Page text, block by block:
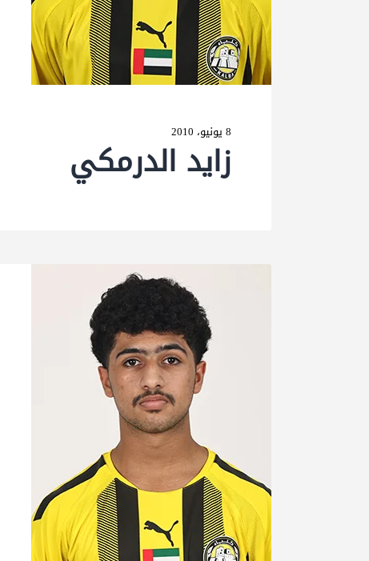
8 يونيو، 2010
زاید الدرمكي